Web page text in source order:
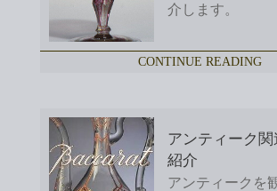
介します。
CONTINUE READING
アンティーク
紹介
アンティークを